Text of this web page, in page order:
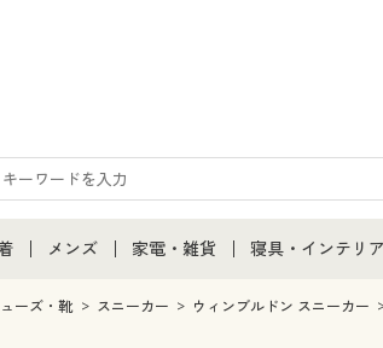
通販すべて
メンズ
メンズ通販すべて
家電・雑貨
家電・雑貨すべて
寝具・インテリ
寝具・インテリ
ーズ・靴 スニーカー ウィンブルドン スニーカー